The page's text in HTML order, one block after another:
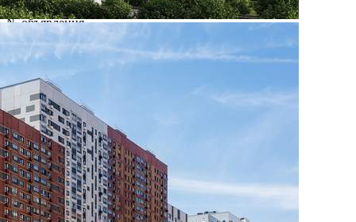
Характеристики помещения
№ объявления
108650
Дата размещения
27.08.2025
Город
Видное
Адрес
поселок Битца, Южная Битца микрорайон, д.1
Расположено
Этаж
-2
Предлагается
Продажа
Желаемый / подходящий вид деятельности